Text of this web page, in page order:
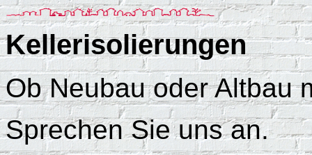
Kellerisolierungen
Ob Neubau oder Altbau
Sprechen Sie uns an.